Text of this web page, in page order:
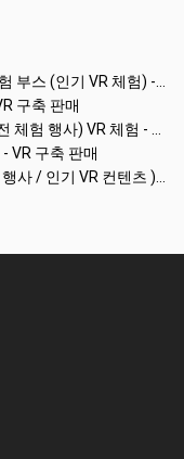
VR 체험) - VR렌탈대여 행사
구축 판매
체험 - VR 렌탈대여 행사
VR 구축 판매
컨텐츠 ) - VR렌탈대여 행사